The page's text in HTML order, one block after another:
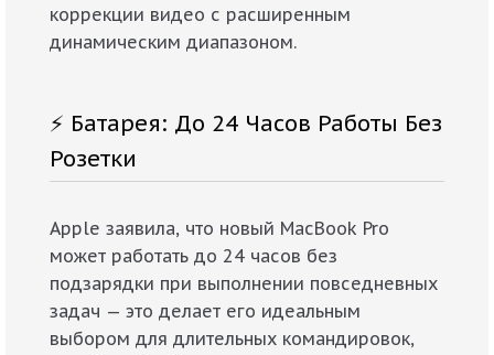
коррекции видео с расширенным
динамическим диапазоном.
⚡ Батарея: До 24 Часов Работы Без
Розетки
Apple заявила, что новый MacBook Pro
может работать до 24 часов без
подзарядки при выполнении повседневных
задач — это делает его идеальным
выбором для длительных командировок,